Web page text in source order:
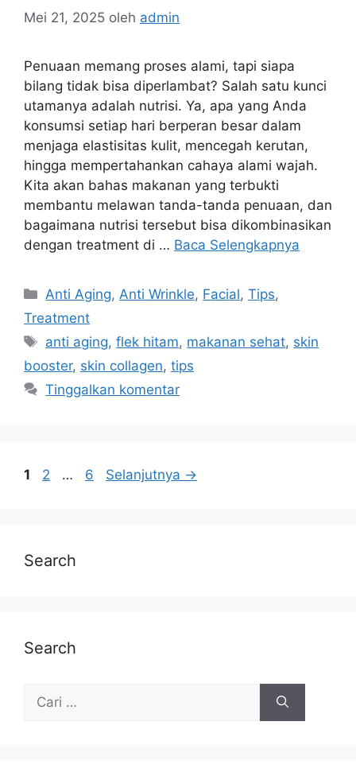
Mei 21, 2025 oleh admin
Penuaan memang proses alami, tapi siapa
bilang tidak bisa diperlambat? Salah satu kunci
utamanya adalah nutrisi. Ya, apa yang Anda
konsumsi setiap hari berperan besar dalam
menjaga elastisitas kulit, mencegah kerutan,
hingga mempertahankan cahaya alami wajah.
Kita akan bahas makanan yang terbukti
membantu melawan tanda-tanda penuaan, dan
bagaimana nutrisi tersebut bisa dikombinasikan
dengan treatment di … Baca Selengkapnya
Anti Aging,Anti Wrinkle, Facial,Tips,
Treatment
anti aging,flek hitam, makanan sehat, skin
booster, skin collagen, tips
Tinggalkan komentar
1 2 … 6 Selanjutnya →
Search
Search